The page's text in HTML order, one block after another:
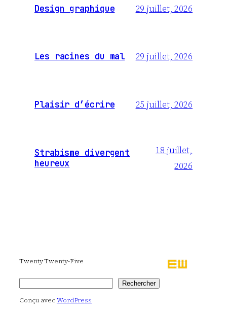
Design graphique 29 juillet, 2026
Les racines du mal 29 juillet, 2026
Plaisir d’écrire 25 juillet, 2026
Strabisme divergent
heureux
18 juillet,
2026
Twenty Twenty-Five
Rechercher
Conçu avecWordPress